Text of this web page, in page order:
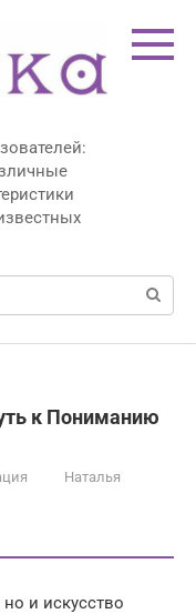
к Пониманию
Наталья
и искусство